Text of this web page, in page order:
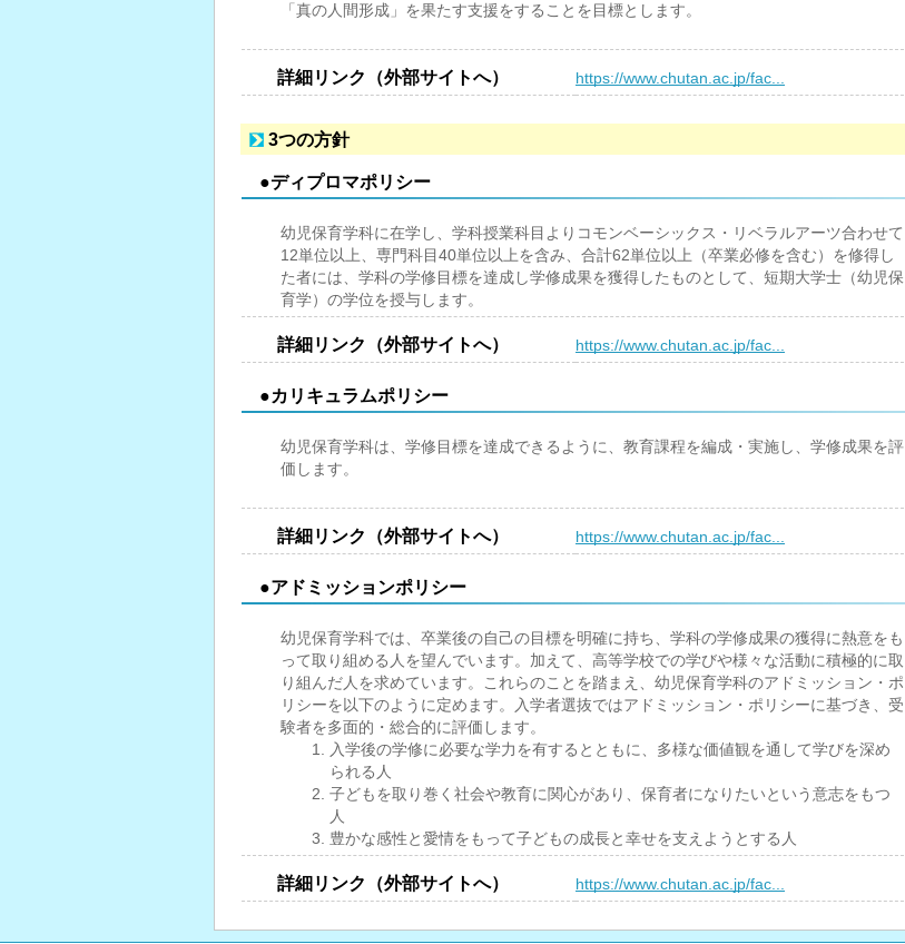
「真の人間形成」を果たす支援をすることを目標とします。
詳細リンク（外部サイトへ） https://www.chutan.ac.jp/fac...
3つの方針
●ディプロマポリシー
幼児保育学科に在学し、学科授業科目よりコモンベーシックス・リベラルアーツ合わせて
12単位以上、専門科目40単位以上を含み、合計62単位以上（卒業必修を含む）を修得し
た者には、学科の学修目標を達成し学修成果を獲得したものとして、短期大学士（幼児保
育学）の学位を授与します。
詳細リンク（外部サイトへ） https://www.chutan.ac.jp/fac...
●カリキュラムポリシー
幼児保育学科は、学修目標を達成できるように、教育課程を編成・実施し、学修成果を評
価します。
詳細リンク（外部サイトへ） https://www.chutan.ac.jp/fac...
●アドミッションポリシー
幼児保育学科では、卒業後の自己の目標を明確に持ち、学科の学修成果の獲得に熱意をも
って取り組める人を望んでいます。加えて、高等学校での学びや様々な活動に積極的に取
り組んだ人を求めています。これらのことを踏まえ、幼児保育学科のアドミッション・ポ
リシーを以下のように定めます。入学者選抜ではアドミッション・ポリシーに基づき、受
験者を多面的・総合的に評価します。
入学後の学修に必要な学力を有するとともに、多様な価値観を通して学びを深め
られる人
子どもを取り巻く社会や教育に関心があり、保育者になりたいという意志をもつ
人
豊かな感性と愛情をもって子どもの成長と幸せを支えようとする人
詳細リンク（外部サイトへ） https://www.chutan.ac.jp/fac...